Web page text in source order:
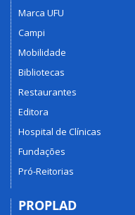
Marca UFU
Campi
Mobilidade
Bibliotecas
Restaurantes
Editora
Hospital de Clínicas
Fundações
Pró-Reitorias
PROPLAD